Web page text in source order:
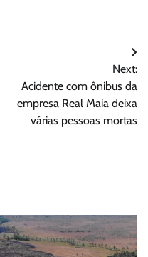
Next:
Acidente com ônibus da
empresa Real Maia deixa
várias pessoas mortas